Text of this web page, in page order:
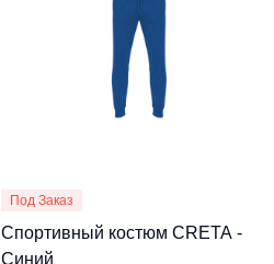
Под Заказ
Спортивный костюм CRETA -
Синий